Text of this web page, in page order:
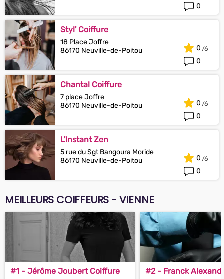
0
Styl' Coiffure
18 Place Joffre
86170 Neuville-de-Poitou
0
0
Chantal Coiffure
7 place Joffre
86170 Neuville-de-Poitou
0
0
L'Instant Zen
5 rue du Sgt Bangoura Moride
86170 Neuville-de-Poitou
0
0
MEILLEURS COIFFEURS - VIENNE
#1 - Jérôme Joubert Coiffure #2 - Franck